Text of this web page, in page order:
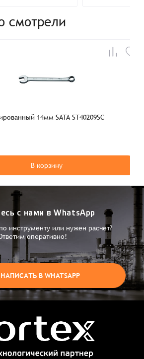
оформлен
смотрели
14мм SATA ST40209SC
В корзину
с нами в WhatsApp
инструменту или нужен расчет?
оперативно!
НАПИСАТЬ В WHATSAPP